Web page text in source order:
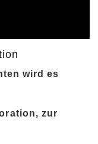
wird es
zur